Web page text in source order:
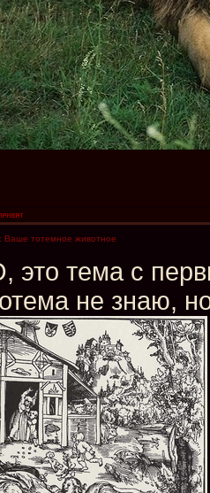
Ваше тотемное животное
это тема с
не знаю,